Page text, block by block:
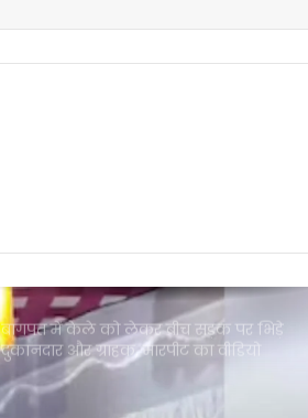
₹370 की बिरयानी विवाद में बढ़ीं प्रणित मोरे-
जूझते परिवारों को बड़ी राहत दी
बागपत में केले को लेकर बीच सड़क पर भिड़े
दुकानदार और ग्राहक, मारपीट का वीडियो
वायरल